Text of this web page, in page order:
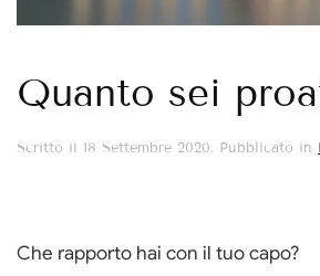
Quanto sei
Scritto il 18 Settembre 2020. Pubblicato in
Che rapporto hai con il tuo capo?